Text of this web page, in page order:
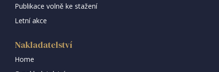
Publikace volně ke stažení
Letní akce
Nakladatelství
Home